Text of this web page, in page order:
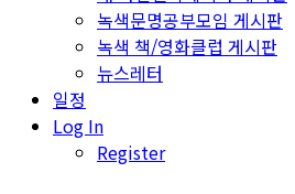
녹색문명공부모임 게시판
녹색 책/영화클럽 게시판
뉴스레터
일정
Log In
Register